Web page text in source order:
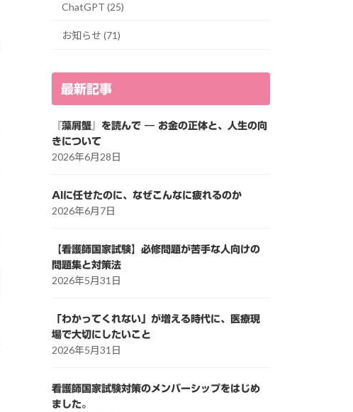
ChatGPT (25)
お知らせ (71)
最新記事
『藻屑蟹』を読んで ― お金の正体と、人生の向
きについて
2026年6月28日
AIに任せたのに、なぜこんなに疲れるのか
2026年6月7日
【看護師国家試験】必修問題が苦手な人向けの
問題集と対策法
2026年5月31日
「わかってくれない」が増える時代に、医療現
場で大切にしたいこと
2026年5月31日
看護師国家試験対策のメンバーシップをはじめ
ました。